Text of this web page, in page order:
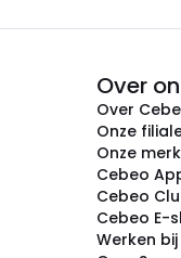
Over
Over
Onze
Onze
Cebeo
Cebeo
Cebeo E-
Werken